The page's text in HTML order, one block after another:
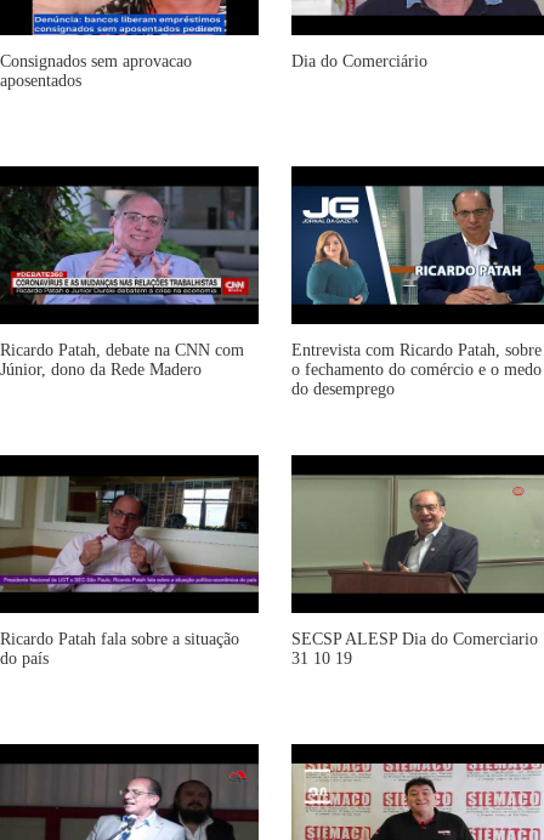
Consignados sem aprovacao
aposentados
Dia do Comerciário
Ricardo Patah, debate na CNN com
Júnior, dono da Rede Madero
Entrevista com Ricardo Patah, sobre
o fechamento do comércio e o medo
do desemprego
Ricardo Patah fala sobre a situação
do país
SECSP ALESP Dia do Comerciario
31 10 19